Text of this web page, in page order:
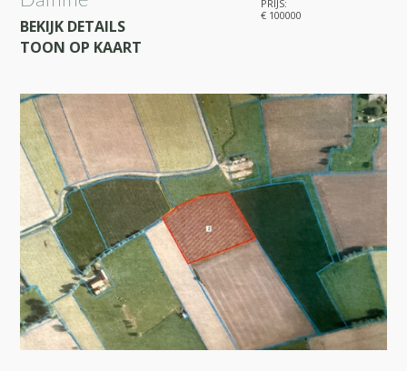
BEKIJK DETAILS
TOON OP KAART
PRIJS:
€ 100000